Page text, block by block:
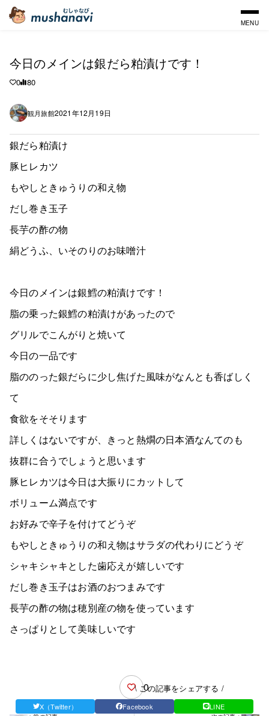
MENU
今日のメインは銀だら粕漬けです！
0 80
観月旅館2021年12月19日
銀だら粕漬け
豚ヒレカツ
もやしときゅうりの和え物
だし巻き玉子
長芋の酢の物
絹どうふ、いそのりのお味噌汁
今日のメインは銀鱈の粕漬けです！
脂の乗った銀鱈の粕漬けがあったので
グリルでこんがりと焼いて
今日の一品です
脂ののった銀だらに少し焦げた風味がなんとも香ばしく
て
食欲をそそります
詳しくはないですが、きっと熱燗の日本酒なんてのも
抜群に合うでしょうと思います
豚ヒレカツは今日は大振りにカットして
ボリューム満点です
お好みで辛子を付けてどうぞ
もやしときゅうりの和え物はサラダの代わりにどうぞ
シャキシャキとした歯応えが嬉しいです
だし巻き玉子はお酒のおつまみです
長芋の酢の物は穂別産の物を使っています
さっぱりとして美味しいです
0
\ この記事をシェアする /
X（Twitter） Facebook LINE